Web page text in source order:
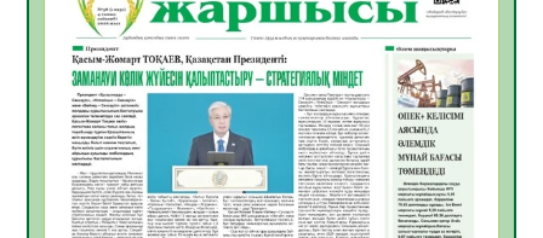
Инфекциялық ауруларға қарсы иммундау
жұмыстарының тиімділігі
06.08.2026
48
Көкжөтел ауруы туралы
06.08.2026
44
АПВ вакцинасы туралы мәлімет
06.08.2026
43